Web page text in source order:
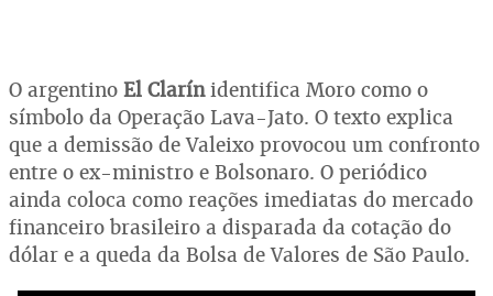
O argentino El Clarínidentifica Moro como o
símbolo da Operação Lava-Jato. O texto explica
que a demissão de Valeixo provocou um confronto
entre o ex-ministro e Bolsonaro. O periódico
ainda coloca como reações imediatas do mercado
financeiro brasileiro a disparada da cotação do
dólar e a queda da Bolsa de Valores de São Paulo.